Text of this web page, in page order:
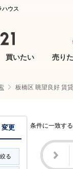
ハウス
買いたい 売り
板橋区 眺望良好 賃
条件に一致す
更
る